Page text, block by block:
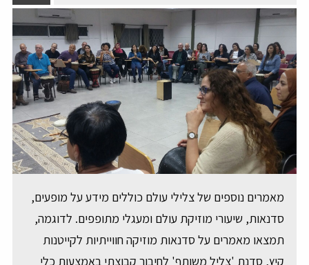
מאמרים נוספים של צלילי עולם כוללים מידע על מופעים,
סדנאות, שיעורי מוזיקת עולם ומעגלי מתופפים. לדוגמה,
תמצאו מאמרים על סדנאות מוזיקה חווייתיות לקייטנות
קיץ, סדנת 'צליל משותף' לחיבור קבוצתי באמצעות כלי